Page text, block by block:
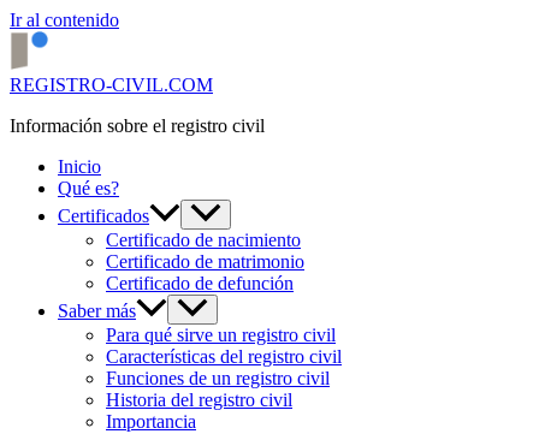
Ir al contenido
REGISTRO-CIVIL.COM
Información sobre el registro civil
Inicio
Qué es?
Certificados
Certificado de nacimiento
Certificado de matrimonio
Certificado de defunción
Saber más
Para qué sirve un registro civil
Características del registro civil
Funciones de un registro civil
Historia del registro civil
Importancia